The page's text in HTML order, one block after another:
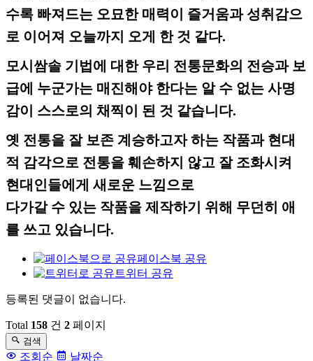
수록 빠져드는 오묘한 매력이 즐거움과 성취감으
로 이어져 오늘까지 오게 한 것 같다.
모시쌈솔 기법에 대한 우리 전통문화의 전승과 보
급에 누군가는 매진해야 한다는 알 수 없는 사명
감이 스스로의 채찍이 된 것 같습니다.
옛 전통을 잘 보존 계승하고자 하는 작품과 현대
적 감각으로 전통을 훼손하지 않고 잘 조화시켜
현대인들에게 새로운 느낌으로
다가갈 수 있는 작품을 제작하기 위해 무던히 애
를 쓰고 있습니다.
페이스북 공유
트위터 공유
댓
글
목
등록된 댓글이 없습니다.
Total 158 건 2 페이지
검색
조회순 날짜순